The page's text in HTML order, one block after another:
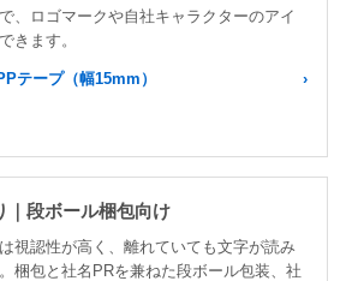
、ロゴマークや自社キャラクターのアイ
きます。
テープ（幅15mm）
｜段ボール梱包向け
視認性が高く、離れていても文字が読み
梱包と社名PRを兼ねた段ボール包装、社